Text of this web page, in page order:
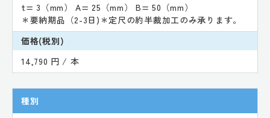
t= 3（mm） A= 25（mm） B= 50（mm）
＊要納期品（2-3日)＊定尺の約半裁加工のみ承ります。
価格(税別)
14,790 円 / 本
種別